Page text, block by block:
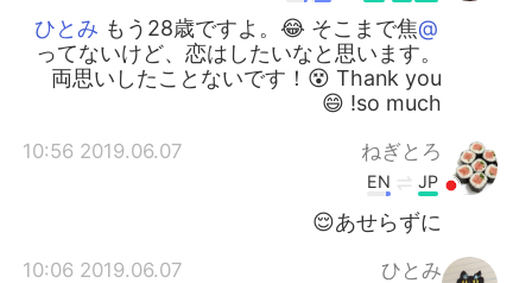
@ひとみ
もう28歳ですよ。😂 そこまで焦
ってないけど、恋はしたいなと思います。
両思いしたことないです！😵 Thank you
so much! 😄
ねぎとろ
2019.06.07 10:56
JP
EN
あせらずに😌
ひとみ
2019.06.07 10:06